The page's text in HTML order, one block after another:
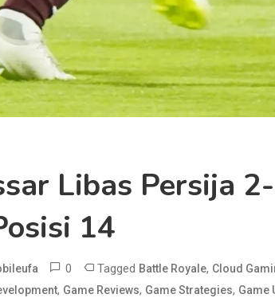
Libas Persija
14
0 Tagged Battle Royale, Cloud
, Game Reviews, Game Strategies, Game